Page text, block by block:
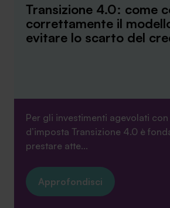
Transizione 4.0: come
correttamente il
evitare lo scarto del
Per gli investimenti agevolati
d’imposta Transizione 4.0 è
prestare atte...
Approfondisci